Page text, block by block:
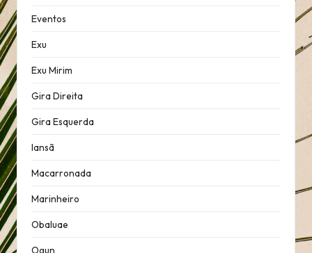
Eventos
Exu
Exu Mirim
Gira Direita
Gira Esquerda
Iansã
Macarronada
Marinheiro
Obaluae
Ogun